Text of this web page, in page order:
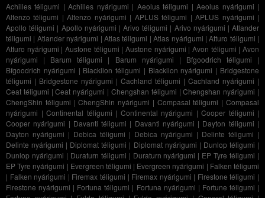
Achilles téligumi |Achilles nyárigumi | Aeolus téligumi |Aeolus nyárigumi |
Altenzo téligumi |Altenzo nyárigumi | APLUS téligumi |APLUS nyárigumi |
Apollo téligumi | Apollo nyárigumi |Arivo téligumi | Arivo nyárigumi |Atlander
téligumi | Atlander nyárigumi | Atlas téligumi |Atlas nyárigumi |Atturo téligumi |
Atturo nyárigumi |Austone téligumi |Austone nyárigumi |Avon téligumi |Avon
nyárigumi | Barum téligumi | Barum nyárigumi | Bfgoodrich téligumi |
Bfgoodrich nyárigumi | Blacklion téligumi | Blacklion nyárigumi | Bridgestone
téligumi | Bridgestone nyárigumi | Cachland téligumi | Cachland nyárigumi |
Ceat téligumi |Ceat nyárigumi | Chengshan téligumi |Chengshan nyárigumi |
ChengShin téligumi |ChengShin nyárigumi | Compasal téligumi |Compasal
nyárigumi | Continental téligumi | Continental nyárigumi | Cooper téligumi |
Cooper nyárigumi | Davanti téligumi | Davanti nyárigumi | Dayton téligumi |
Dayton nyárigumi | Debica téligumi | Debica nyárigumi | Delinte téligumi |
Delinte nyárigumi | Diplomat téligumi | Diplomat nyárigumi | Dunlop téligumi |
Dunlop nyárigumi | Duraturn téligumi | Duraturn nyárigumi | EP Tyre téligumi |
EP Tyre nyárigumi | Evergreen téligumi | Evergreen nyárigumi | Falken téligumi
| Falken nyárigumi | Firemax téligumi | Firemax nyárigumi | Firestone téligumi |
Firestone nyárigumi | Fortuna téligumi | Fortuna nyárigumi | Fortune téligumi |